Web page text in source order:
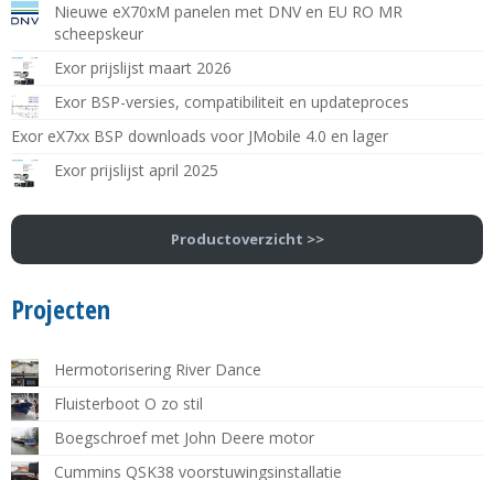
Nieuwe eX70xM panelen met DNV en EU RO MR
scheepskeur
Exor prijslijst maart 2026
Exor BSP-versies, compatibiliteit en updateproces
Exor eX7xx BSP downloads voor JMobile 4.0 en lager
Exor prijslijst april 2025
Productoverzicht >>
Projecten
Hermotorisering River Dance
Fluisterboot O zo stil
Boegschroef met John Deere motor
Cummins QSK38 voorstuwingsinstallatie